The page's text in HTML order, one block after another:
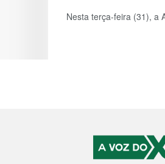
Nesta terça-feira (31), a